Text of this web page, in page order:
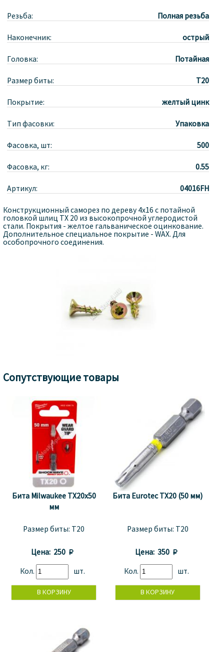
Резьба: Полная резьба
Наконечник: острый
Головка: Потайная
Размер биты: T20
Покрытие: желтый цинк
Тип фасовки: Упаковка
Фасовка, шт: 500
Фасовка, кг: 0.55
Артикул: 04016FH
Конструкционный саморез по дереву 4x16 с потайной
головкой шлиц TX 20 из высокопрочной углеродистой
стали. Покрытия - желтое гальваническое оцинкование.
Дополнительное специальное покрытие - WAX. Для
особопрочного соединения.
Сопутствующие товары
Бита Milwaukee TX20x50
мм
Размер биты: T20
Цена: 250 
Кол. шт.
Бита Eurotec TХ20 (50 мм)
Размер биты: T20
Цена: 350 
Кол. шт.